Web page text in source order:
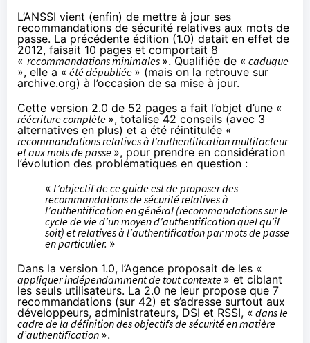
L’ANSSI vient (enfin) de mettre à jour ses
recommandations de sécurité relatives aux mots de
passe. La précédente édition (1.0) datait en effet de
2012, faisait 10 pages et comportait 8
« recommandations minimales ». Qualifiée de « caduque
», elle a « été dépubliée » (mais on la retrouve sur
archive.org) à l’occasion de sa mise à jour.
Cette version 2.0 de 52 pages a fait l’objet d’une «
réécriture complète », totalise 42 conseils (avec 3
alternatives en plus) et a été réintitulée «
recommandations relatives à l’authentification multifacteur
et aux mots de passe », pour prendre en considération
l’évolution des problématiques en question :
« L’objectif de ce guide est de proposer des
recommandations de sécurité relatives à
l’authentification en général (recommandations sur le
cycle de vie d’un moyen d’authentification quel qu’il
soit) et relatives à l’authentification par mots de passe
en particulier. »
Dans la version 1.0, l’Agence proposait de les «
appliquer indépendamment de tout contexte » et ciblant
les seuls utilisateurs. La 2.0 ne leur propose que 7
recommandations (sur 42) et s’adresse surtout aux
développeurs, administrateurs, DSI et RSSI, « dans le
cadre de la définition des objectifs de sécurité en matière
d’authentification ».